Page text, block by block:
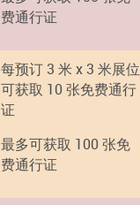
费通行证
每预订 3 米 x 3 米展位
可获取 10 张免费通行
证
最多可获取 100 张免
费通行证